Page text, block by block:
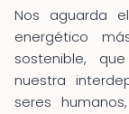
Nos aguarda
energético
sostenible,
nuestra
seres